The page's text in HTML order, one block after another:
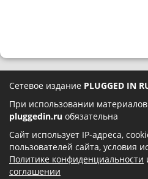
Сетевое издание PLUGGED IN
При использовании
pluggedin.ru обязательна
Сайт использует IP-адреса,
пользователей сайта, условия
Политике конфиденциальности
соглашении